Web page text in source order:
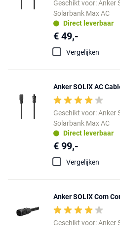
Geschikt voor: Anker
Solarbank Max AC
Direct leverbaar
€ 49,-
Vergelijken
Anker SOLIX AC
Geschikt voor: Anker
Solarbank Max AC
Direct leverbaar
€ 99,-
Vergelijken
Anker SOLIX Com
Geschikt voor: Anker